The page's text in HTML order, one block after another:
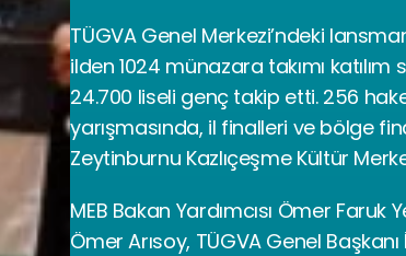
TÜGVA Genel Merkezi’ndeki
ilden 1024 münazara takımı
24.700 liseli genç takip etti. 256
yarışmasında, il finalleri ve bölge
Zeytinburnu Kazlıçeşme Kültür
MEB Bakan Yardımcısı Ömer
Ömer Arısoy, TÜGVA Genel